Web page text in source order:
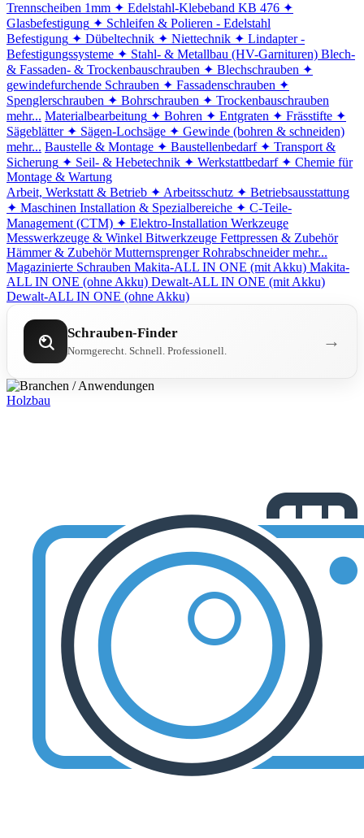
Trennscheiben 1mm ✦ Edelstahl-Klebeband KB 476 ✦
Glasbefestigung ✦ Schleifen & Polieren - Edelstahl
Befestigung ✦ Dübeltechnik ✦ Niettechnik ✦ Lindapter -
Befestigungssysteme ✦ Stahl- & Metallbau (HV-Garnituren) Blech-
& Fassaden- & Trockenbauschrauben ✦ Blechschrauben ✦
gewindefurchende Schrauben ✦ Fassadenschrauben ✦
Spenglerschrauben ✦ Bohrschrauben ✦ Trockenbauschrauben
mehr... Materialbearbeitung ✦ Bohren ✦ Entgraten ✦ Frässtifte ✦
Sägeblätter ✦ Sägen-Lochsäge ✦ Gewinde (bohren & schneiden)
mehr... Baustelle & Montage ✦ Baustellenbedarf ✦ Transport &
Sicherung ✦ Seil- & Hebetechnik ✦ Werkstattbedarf ✦ Chemie für
Montage & Wartung
Arbeit, Werkstatt & Betrieb ✦ Arbeitsschutz ✦ Betriebsausstattung
✦ Maschinen Installation & Spezialbereiche ✦ C-Teile-
Management (CTM) ✦ Elektro-Installation Werkzeuge
Messwerkzeuge & Winkel Bitwerkzeuge Fettpressen & Zubehör
Hämmer & Zubehör Mutternsprenger Rohrabschneider mehr...
Magazinierte Schrauben Makita-ALL IN ONE (mit Akku) Makita-
ALL IN ONE (ohne Akku) Dewalt-ALL IN ONE (mit Akku)
Dewalt-ALL IN ONE (ohne Akku)
Schrauben-Finder
Normgerecht. Schnell. Professionell. →
Holzbau